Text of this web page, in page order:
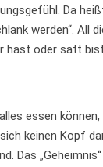
Da
werden“. All
hast oder satt
essen
keinen Kopf
Das